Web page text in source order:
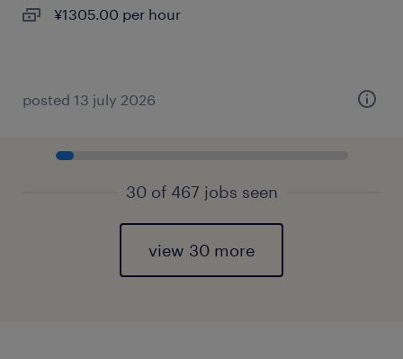
¥1305.00 per hour
posted 13 july 2026
30 of 467 jobs seen
view 30 more